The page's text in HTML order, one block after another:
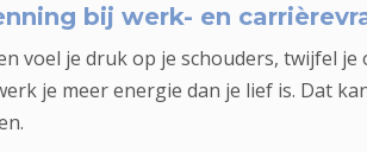
bij werk- en
voel je druk op je schouders, twijfel
je meer energie dan je lief is. Dat